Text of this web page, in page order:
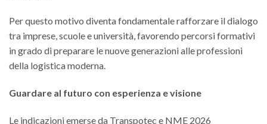
Per questo motivo diventa fondamentale rafforzare il dialogo
tra imprese, scuole e università, favorendo percorsi formativi
in grado di preparare le nuove generazioni alle professioni
della logistica moderna.
Guardare al futuro con esperienza e visione
Le indicazioni emerse da Transpotec e NME 2026